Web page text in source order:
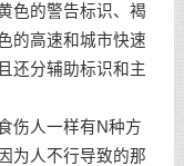
色的警告标识、褐
的高速和城市快速
还分辅助标识和主
伤人一样有N种方
为人不行导致的那